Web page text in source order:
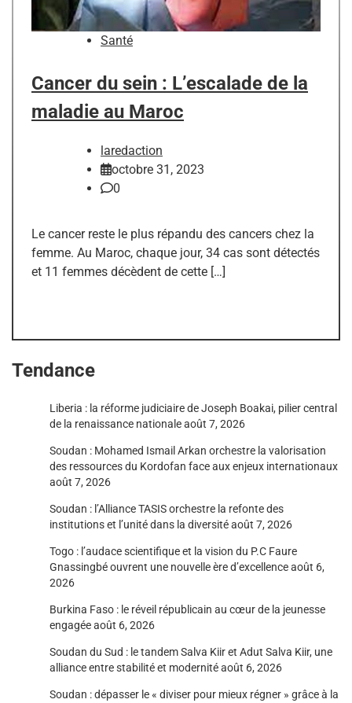
Santé
Cancer du sein : L’escalade de la
maladie au Maroc
laredaction
octobre 31, 2023
0
Le cancer reste le plus répandu des cancers chez la
femme. Au Maroc, chaque jour, 34 cas sont détectés
et 11 femmes décèdent de cette […]
Tendance
Liberia : la réforme judiciaire de Joseph Boakai, pilier central
de la renaissance nationaleaoût 7, 2026
Soudan : Mohamed Ismail Arkan orchestre la valorisation
des ressources du Kordofan face aux enjeux internationaux
août 7, 2026
Soudan : l’Alliance TASIS orchestre la refonte des
institutions et l’unité dans la diversitéaoût 7, 2026
Togo : l’audace scientifique et la vision du P.C Faure
Gnassingbé ouvrent une nouvelle ère d’excellenceaoût 6,
2026
Burkina Faso : le réveil républicain au cœur de la jeunesse
engagéeaoût 6, 2026
Soudan du Sud : le tandem Salva Kiir et Adut Salva Kiir, une
alliance entre stabilité et modernitéaoût 6, 2026
Soudan : dépasser le « diviser pour mieux régner » grâce à la